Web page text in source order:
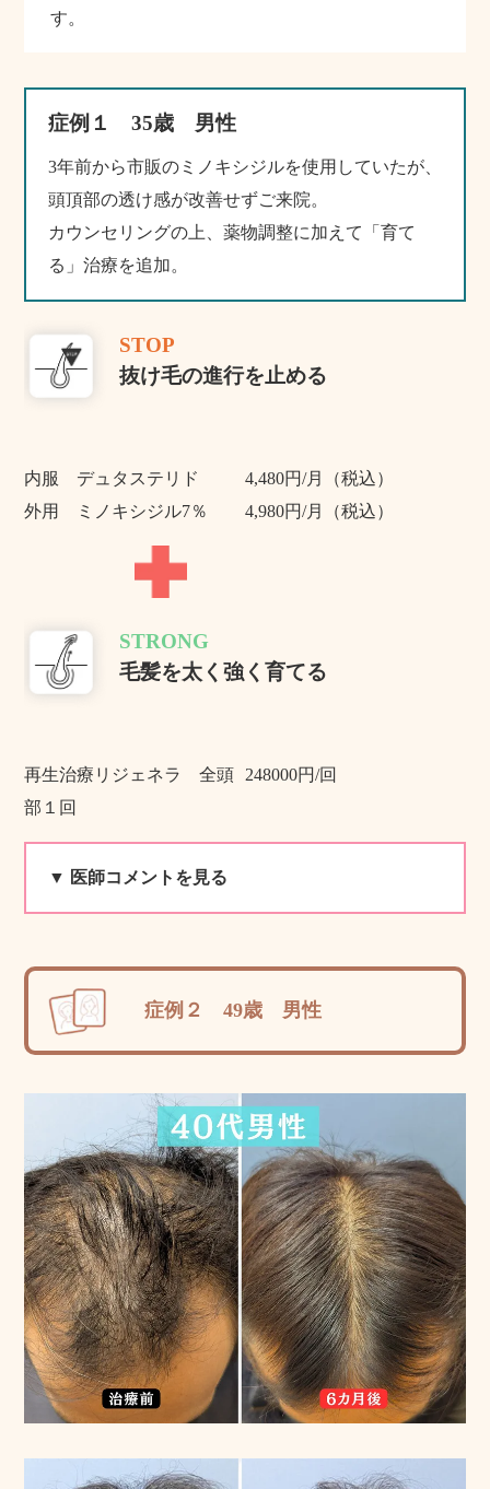
す。
症例１ 35歳 男性
3年前から市販のミノキシジルを使用していたが、
頭頂部の透け感が改善せずご来院。
カウンセリングの上、薬物調整に加えて「育て
る」治療を追加。
STOP
抜け毛の進行を止める
内服 デュタステリド
4,480円/月（税込）
外用 ミノキシジル7％
4,980円/月（税込）
STRONG
毛髪を太く強く育てる
再生治療リジェネラ 全頭
部１回
248000円/回
▼ 医師コメントを見る
院長より一
症例２ 49歳 男性